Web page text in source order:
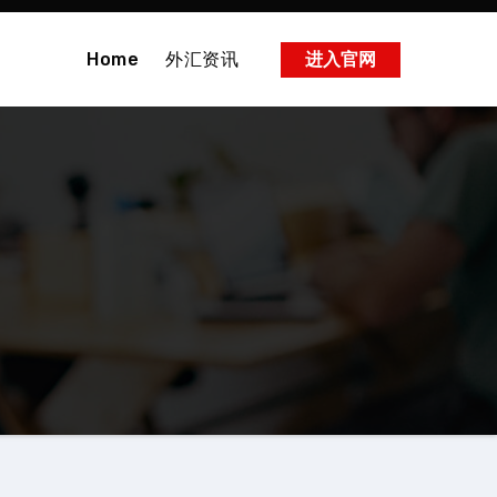
Home 外汇资讯 进入官网